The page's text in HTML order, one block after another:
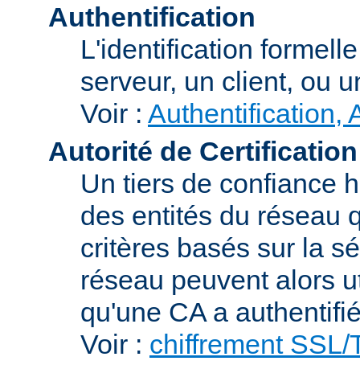
Authentification
L'identification
serveur, un client, ou
Voir : Authentification,
Autorité de
Un tiers de confiance
des entités du réseau
critères basés sur la
réseau peuvent alors
qu'une CA a
Voir : chiffrement SSL/